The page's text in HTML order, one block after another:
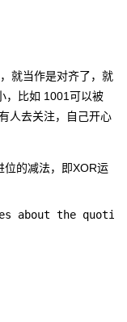
就当作是对齐了，就
，比如 1001可以被
人去关注，自己开心
位的减法，即XOR运
about the